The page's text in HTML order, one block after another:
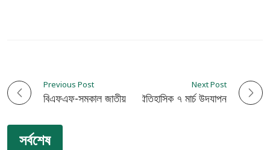
P
o
Previous Post
বিএফএফ-সমকাল জাতীয় বিজ্ঞান বিতর্ক উৎসব অনুষ্ঠিত
Next Post
ঐতিহাসিক ৭ মার্চ উদযাপন
সর্বশেষ